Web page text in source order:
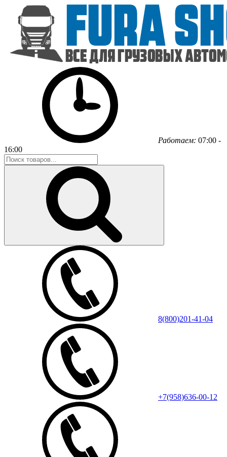
Работаем: 07:00 -
16:00
8(800)201-41-04
+7(958)636-00-12